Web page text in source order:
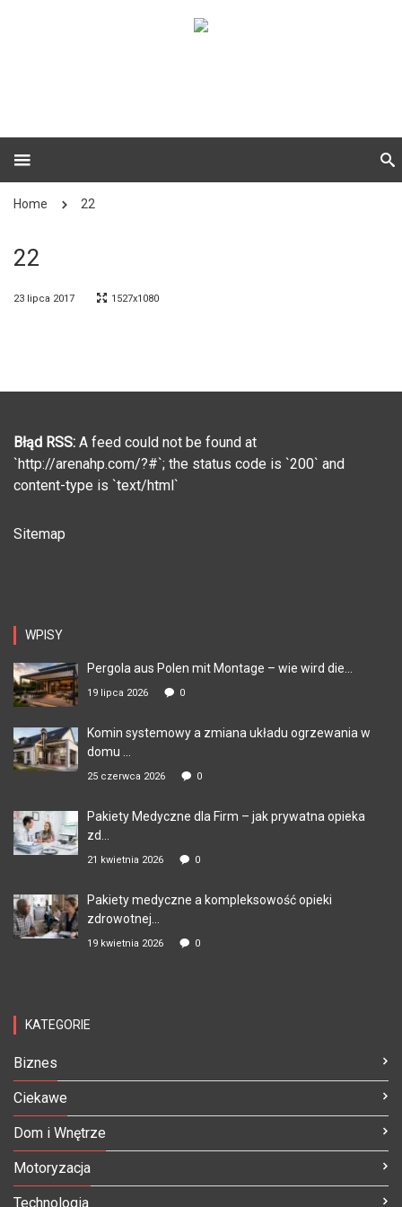
Home 22
22
23 lipca 2017 1527x1080
Błąd RSS: A feed could not be found at
`http://arenahp.com/?#`; the status code is `200` and
content-type is `text/html`
Sitemap
WPISY
Pergola aus Polen mit Montage – wie wird die...
19 lipca 2026 0
Komin systemowy a zmiana układu ogrzewania w
domu ...
25 czerwca 2026 0
Pakiety Medyczne dla Firm – jak prywatna opieka
zd...
21 kwietnia 2026 0
Pakiety medyczne a kompleksowość opieki
zdrowotnej...
19 kwietnia 2026 0
KATEGORIE
Biznes
Ciekawe
Dom i Wnętrze
Motoryzacja
Technologia